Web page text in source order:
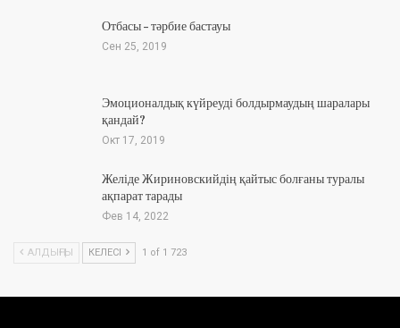
Отбасы – тәрбие бастауы
Сен 25, 2019
Эмоционалдық күйреуді болдырмаудың шаралары
қандай?
Окт 17, 2019
Желіде Жириновскийдің қайтыс болғаны туралы
ақпарат тарады
Фев 14, 2022
АЛДЫҢҒЫ КЕЛЕСІ 1 of 1 723